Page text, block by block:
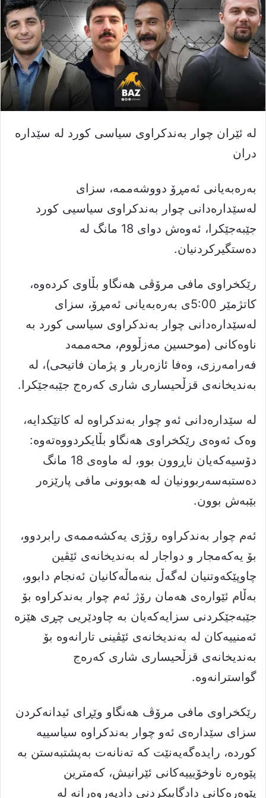
لە ئێران چوار بەندکراوی سیاسی کورد لە سێدارە
دران
بەرەبەیانى ئەمڕۆ دووشەممە، سزاى
لەسێدارەدانى چوار بەندکراوى سیاسیى کورد
جێبەجێکرا، ئەوەش دواى 18 مانگ لە
دەستگیرکردنیان.
رێکخراوى مافى مرۆڤى هەنگاو بڵاوى کردەوە،
کاتژمێر 5:00ى بەرەبەیانى ئەمڕۆ، سزای
لەسێدارەدانی چوار بەندکراوی سیاسی کورد بە
ناوەکانی (موحسین مەزڵووم، محەممەد
فەرامەرزی، وەفا ئازەربار و پژمان فاتیحی)، لە
بەندیخانەی قزڵحیساری شاری کەرەج جێبەجێکرا.
لە سێدارەدانى ئەو چوار بەندکراوە لە کاتێکدایە،
وەک ئەوەى رێکخراوى هەنگاو بڵایکردووەتەوە:
دۆسیەکەیان ناڕوون بوو، لە ماوەی 18 مانگ
دەستبەسەربوونیان لە هەبوونی مافی پارێزەر
بێبەش بوون.
ئەم چوار بەندکراوە رۆژی یەکشەممەى رابردوو،
بۆ یەکەمجار و دواجار لە بەندیخانەی ئێڤین
چاوپێکەوتنیان لەگەڵ بنەماڵەکانیان ئەنجام دابوو،
بەڵام ئێوارەی هەمان رۆژ ئەم چوار بەندکراوە بۆ
جێبەجێکردنی سزایەکەیان بە چاودێریی چڕی هێزە
ئەمنییەکان لە بەندیخانەی ئێڤینی تارانەوە بۆ
بەندیخانەی قزڵحیساری شاری کەرەج
گواسترانەوە.
رێکخراوی مافی مرۆڤ هەنگاو وێڕای ئیدانەکردن
سزای سێدارەی ئەو چوار بەندکراوە سیاسییە
کوردە، رایدەگەیەنێت کە تەنانەت بەپشتبەستن بە
پێوەرە ناوخۆیییەکانی ئێرانیش، کەمترین
پێوەرەکانی دادگاییکردنی دادپەروەرانە لە